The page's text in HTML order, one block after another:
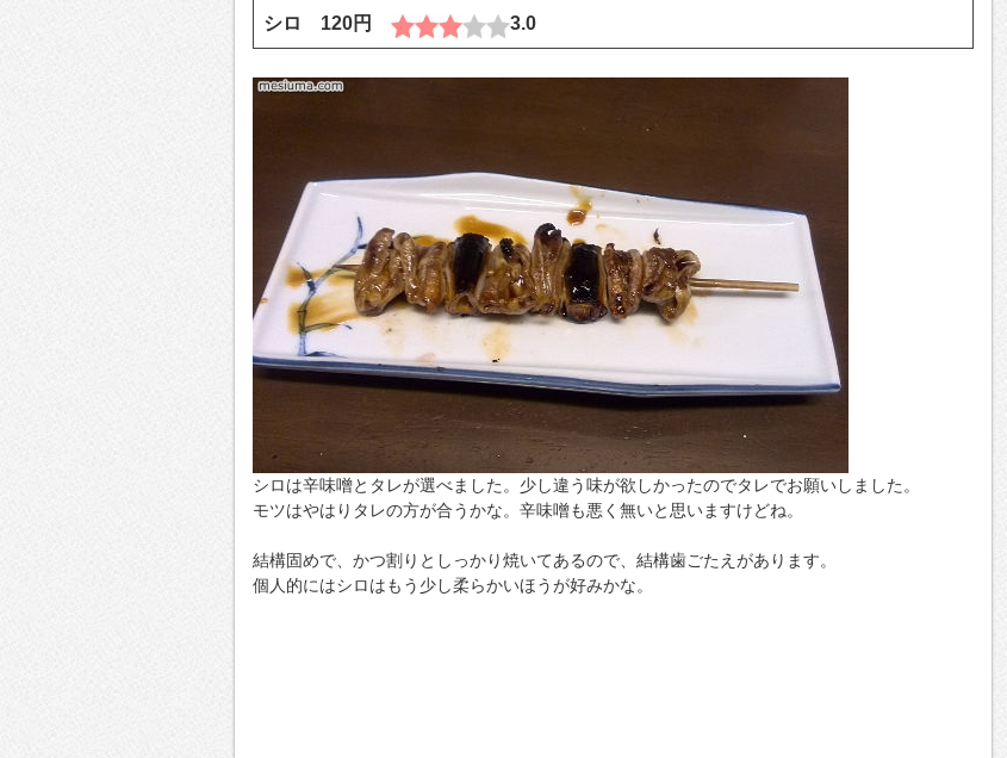
シロ 120円 3.0
シロは辛味噌とタレが選べました。少し違う味が欲しかったのでタレでお願いしました。
モツはやはりタレの方が合うかな。辛味噌も悪く無いと思いますけどね。
結構固めで、かつ割りとしっかり焼いてあるので、結構歯ごたえがあります。
個人的にはシロはもう少し柔らかいほうが好みかな。